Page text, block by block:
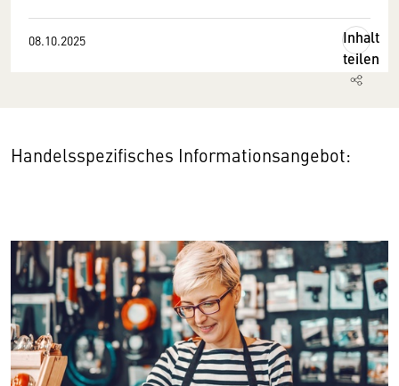
08.10.2025
Inhalt
teilen
Handelsspezifisches Informationsangebot: